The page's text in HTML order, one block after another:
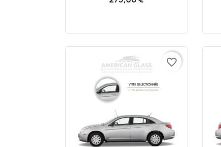
favorite_border